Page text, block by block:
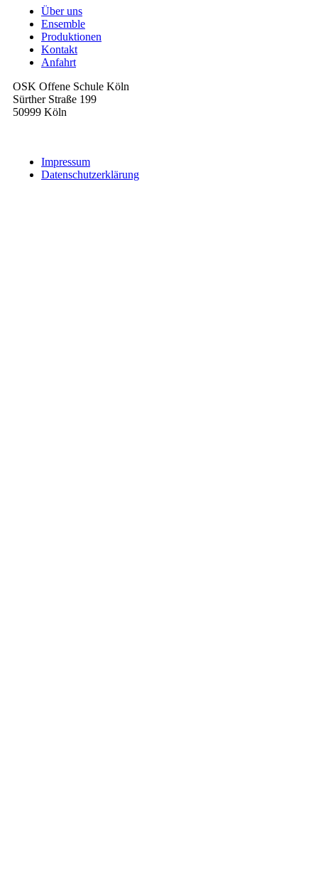
Über uns
Ensemble
Produktionen
Kontakt
Anfahrt
OSK Offene Schule Köln
Sürther Straße 199
50999 Köln
Impressum
Datenschutzerklärung